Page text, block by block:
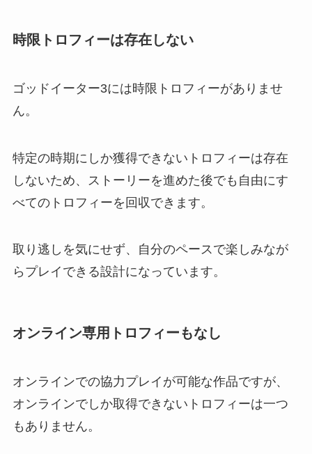
時限トロフィーは存在しない
ゴッドイーター3には時限トロフィーがありませ
ん。
特定の時期にしか獲得できないトロフィーは存在
しないため、ストーリーを進めた後でも自由にす
べてのトロフィーを回収できます。
取り逃しを気にせず、自分のペースで楽しみなが
らプレイできる設計になっています。
オンライン専用トロフィーもなし
オンラインでの協力プレイが可能な作品ですが、
オンラインでしか取得できないトロフィーは一つ
もありません。